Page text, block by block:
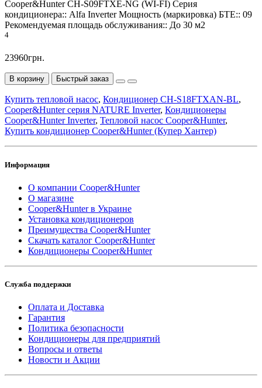
Cooper&Hunter CH-S09FTXE-NG (WI-FI) Серия
кондиционера:: Alfa Inverter Мощность (маркировка) БТЕ:: 09
Рекомендуемая площадь обслуживания:: До 30 м2
4
23960грн.
В корзину Быстрый заказ
Купить тепловой насос, Кондиционер CH-S18FTXAN-BL,
Cooper&Hunter серия NATURE Inverter, Кондиционеры
Cooper&Hunter Inverter, Тепловой насос Cooper&Hunter,
Купить кондиционер Cooper&Hunter (Купер Хантер)
Информация
О компании Cooper&Hunter
О магазине
Cooper&Hunter в Украине
Установка кондиционеров
Преимущества Cooper&Hunter
Скачать каталог Cooper&Hunter
Кондиционеры Cooper&Hunter
Служба поддержки
Оплата и Доставка
Гарантия
Политика безопасности
Кондиционеры для предприятий
Вопросы и ответы
Новости и Акции